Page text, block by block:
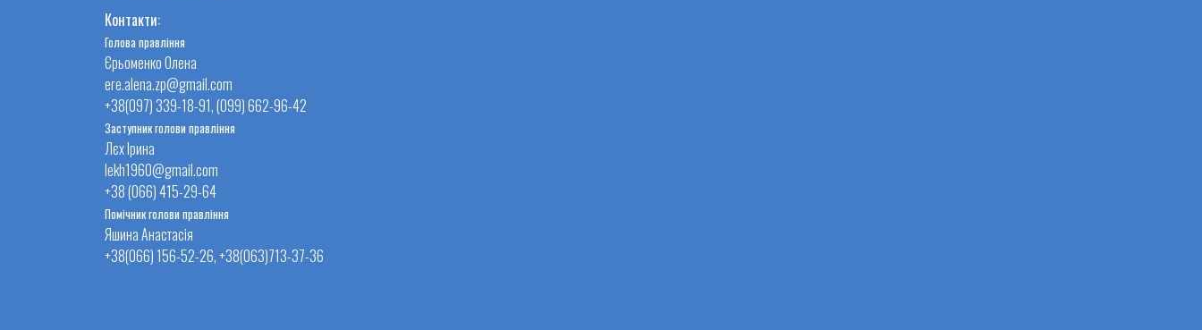
Контакти:
Голова правління
Єрьоменко Олена
ere.alena.zp@gmail.com
+38(097) 339-18-91, (099) 662-96-42
Заступник голови правління
Лєх Ірина
lekh1960@gmail.com
+38 (066) 415-29-64
Помічник голови правління
Яшина Анастасія
+38(066) 156-52-26, +38(063)713-37-36